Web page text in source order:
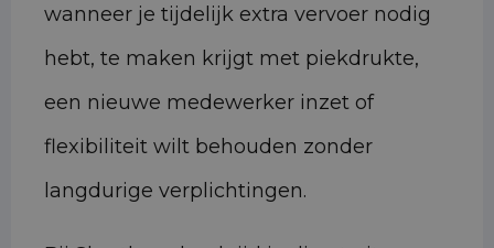
wanneer je tijdelijk extra vervoer nodig
hebt, te maken krijgt met piekdrukte,
een nieuwe medewerker inzet of
flexibiliteit wilt behouden zonder
langdurige verplichtingen.